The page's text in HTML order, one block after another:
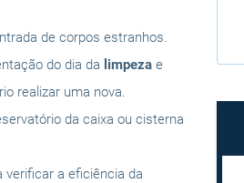
de corpos estranhos.
do dia da limpeza e
realizar uma nova.
da caixa ou cisterna
verificar a eficiência da